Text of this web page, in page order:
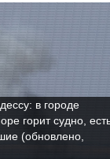
в городе
горит судно,
(обновлено,